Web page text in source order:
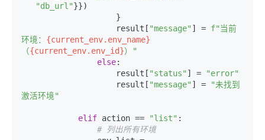
"db_url"}})
                    result[
"message" ] = f"当前
环境： {current_env.env_name}
（{current_env.env_id}）"
else:
                    result[
"status" ] =
"error"
                    result[
"message" ] =
"未找到
激活环境"
elif action == "list" :
# 列出所有环境